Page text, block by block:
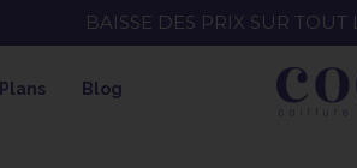
! SOIN HYDRATANT + SPRAY +
Blog